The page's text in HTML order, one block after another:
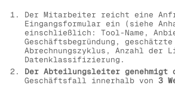
Der Mitarbeiter reicht eine
Eingangsformular ein (siehe
einschließlich: Tool-Name,
Geschäftsbegründung,
Abrechnungszyklus, Anzahl der
Datenklassifizierung.
Der Abteilungsleiter genehmigt
Geschäftsfall innerhalb von 3